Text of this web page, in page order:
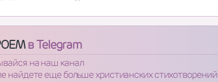
в Telegram
на наш канал
найдете еще больше христианских стихотворений